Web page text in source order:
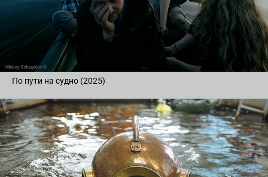
По пути на судно (2025)